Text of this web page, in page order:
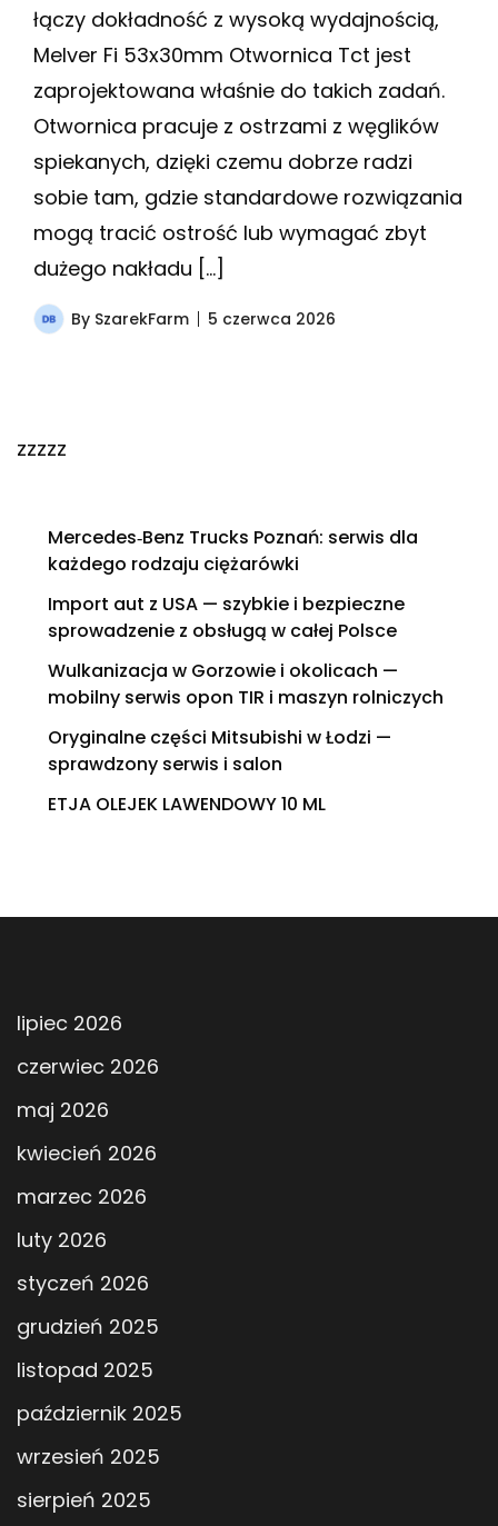
łączy dokładność z wysoką wydajnością,
Melver Fi 53x30mm Otwornica Tct jest
zaprojektowana właśnie do takich zadań.
Otwornica pracuje z ostrzami z węglików
spiekanych, dzięki czemu dobrze radzi
sobie tam, gdzie standardowe rozwiązania
mogą tracić ostrość lub wymagać zbyt
dużego nakładu […]
By SzarekFarm 5 czerwca 2026
zzzzz
Mercedes‑Benz Trucks Poznań: serwis dla
każdego rodzaju ciężarówki
Import aut z USA — szybkie i bezpieczne
sprowadzenie z obsługą w całej Polsce
Wulkanizacja w Gorzowie i okolicach —
mobilny serwis opon TIR i maszyn rolniczych
Oryginalne części Mitsubishi w Łodzi —
sprawdzony serwis i salon
ETJA OLEJEK LAWENDOWY 10 ML
lipiec 2026
czerwiec 2026
maj 2026
kwiecień 2026
marzec 2026
luty 2026
styczeń 2026
grudzień 2025
listopad 2025
październik 2025
wrzesień 2025
sierpień 2025